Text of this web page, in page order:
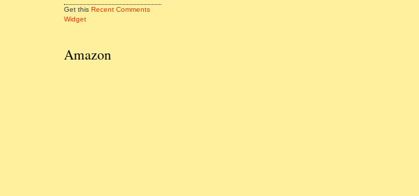
Get this Recent Comments
Widget
Amazon